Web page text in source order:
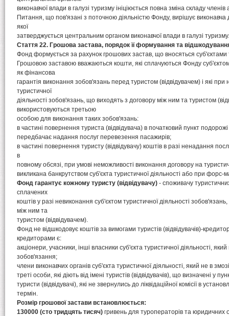
виконавчої влади в галузі туризму ініціюється повна зміна складу членів
Питання, що пов'язані з поточною діяльністю Фонду, вирішує виконавча
якої
затверджується центральним органом виконавчої влади в галузі туризму.
Стаття 22. Грошова застава, порядок її формування та
Фонд формується за рахунок грошових застав, що вносяться суб'єктами
Грошовою заставою вважаються кошти, які сплачуються Фонду суб'єктом
як фінансова
гарантія виконання зобов'язань перед туристом (відвідувачем) і які при
туристичної
діяльності зобов'язань, що виходять з договору між ним та туристом
використовуються третьою
особою для виконання таких зобов'язань:
в частині повернення туриста (відвідувача) в початковий пункт
передбачає надання послуг перевезення пасажирів;
в частині повернення туристу (відвідувачу) коштів в разі ненадання
в
повному обсязі, при умові неможливості виконання договору на
викликана банкрутством суб'єкта туристичної діяльності або при
Фонд гарантує кожному туристу (відвідувачу) - споживачу
сплачених
коштів у разі невиконання суб'єктом туристичної діяльності
між ним та
туристом (відвідувачем).
Фонд не відшкодовує коштів за вимогами туристів (відвідувачів)-
кредиторами є:
акціонери, учасники, інші власники суб'єкта туристичної діяльності,
зобов'язання;
члени виконавчих органів суб'єкта туристичної діяльності, який не в
треті особи, які діють від імені туристів (відвідувачів), що визначені у
туристи (відвідувачі), які не звернулись до ліквідаційної комісії в
термін.
Розмір грошової застави встановлюється:
130000 (сто тридцять тисяч) гривень для туроператорів та юридичних